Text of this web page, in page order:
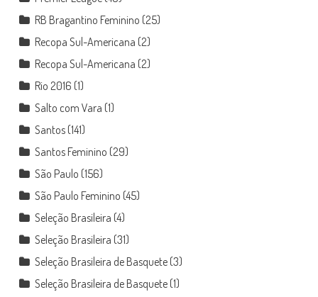
RB Bragantino Feminino (25)
Recopa Sul-Americana (2)
Recopa Sul-Americana (2)
Rio 2016 (1)
Salto com Vara (1)
Santos(141)
Santos Feminino (29)
São Paulo (156)
São Paulo Feminino (45)
Seleção Brasileira (4)
Seleção Brasileira (31)
Seleção Brasileira de Basquete(3)
Seleção Brasileira de Basquete(1)